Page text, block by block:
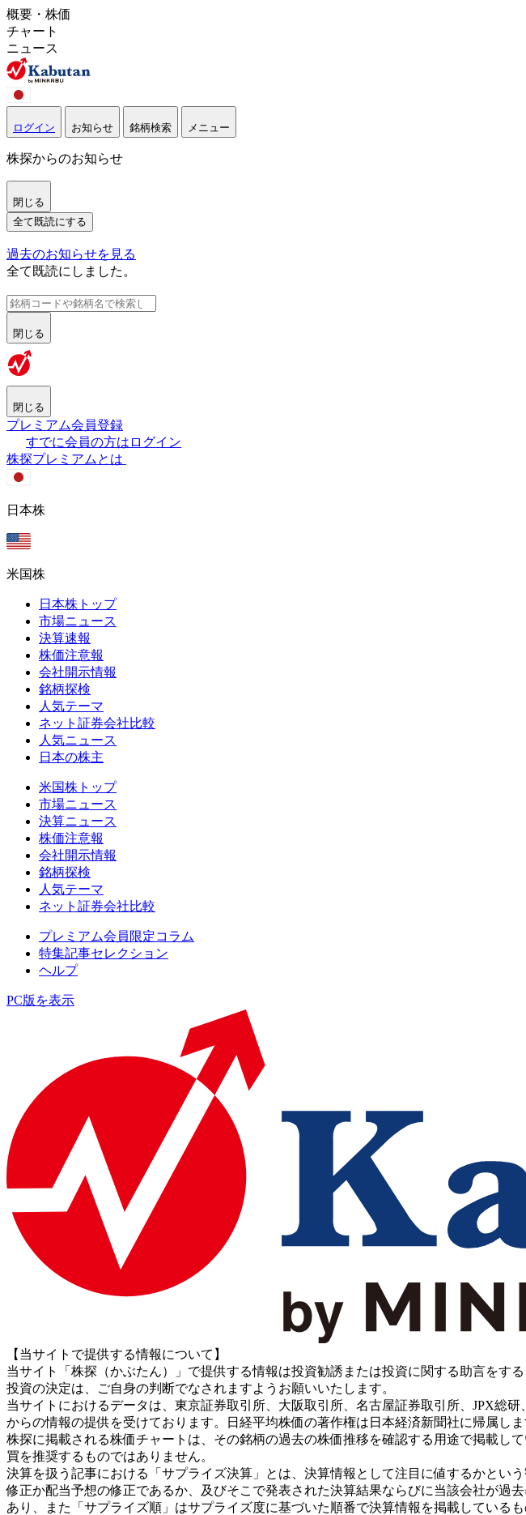
概要・株価
チャート
ニュース
ログイン お知らせ 銘柄検索 メニュー
株探からのお知らせ
閉じる
全て既読にする
過去のお知らせを見る
全て既読にしました。
閉じる
閉じる
プレミアム会員登録
すでに会員の方はログイン
株探プレミアムとは
日本株
米国株
日本株トップ
市場ニュース
決算速報
株価注意報
会社開示情報
銘柄探検
人気テーマ
ネット証券会社比較
人気ニュース
日本の株主
米国株トップ
市場ニュース
決算ニュース
株価注意報
会社開示情報
銘柄探検
人気テーマ
ネット証券会社比較
プレミアム会員限定コラム
特集記事セレクション
ヘルプ
PC版を表示
【当サイトで提供する情報について】
当サイト「株探（かぶたん）」で提供する情報は投資勧誘または投資に関する助言をする
投資の決定は、ご自身の判断でなされますようお願いいたします。
当サイトにおけるデータは、東京証券取引所、大阪取引所、名古屋証券取引所、JPX総研
からの情報の提供を受けております。日経平均株価の著作権は日本経済新聞社に帰属しま
株探に掲載される株価チャートは、その銘柄の過去の株価推移を確認する用途で掲載し
買を推奨するものではありません。
決算を扱う記事における「サプライズ決算」とは、決算情報として注目に値するかとい
修正か配当予想の修正であるか、及びそこで発表された決算結果ならびに当該会社が過
あり、また「サプライズ順」はサプライズ度に基づいた順番で決算情報を掲載してい